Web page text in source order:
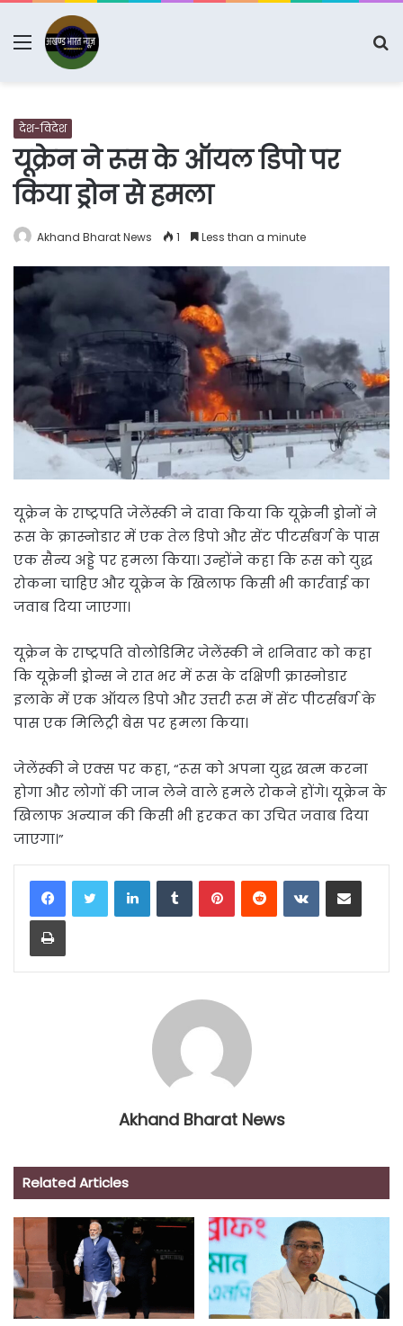
Menu
देश-विदेश
यूक्रेन ने रूस के ऑयल डिपो पर
किया ड्रोन से हमला
Akhand Bharat News 1 Less than a minute
यूक्रेन के राष्ट्रपति जेलेंस्की ने दावा किया कि यूक्रेनी ड्रोनों ने
रूस के क्रास्नोडार में एक तेल डिपो और सेंट पीटर्सबर्ग के पास
एक सैन्य अड्डे पर हमला किया। उन्होंने कहा कि रूस को युद्ध
रोकना चाहिए और यूक्रेन के खिलाफ किसी भी कार्रवाई का
जवाब दिया जाएगा।
यूक्रेन के राष्ट्रपति वोलोडिमिर जेलेंस्की ने शनिवार को कहा
कि यूक्रेनी ड्रोन्स ने रात भर में रूस के दक्षिणी क्रास्नोडार
इलाके में एक ऑयल डिपो और उत्तरी रूस में सेंट पीटर्सबर्ग के
पास एक मिलिट्री बेस पर हमला किया।
जेलेंस्की ने एक्स पर कहा, “रूस को अपना युद्ध खत्म करना
होगा और लोगों की जान लेने वाले हमले रोकने होंगे। यूक्रेन के
खिलाफ अन्यान की किसी भी हरकत का उचित जवाब दिया
जाएगा।”
LinkedInTumblrPinterestReddit VKontakteShare via Email
Print
Akhand Bharat News
Related Articles